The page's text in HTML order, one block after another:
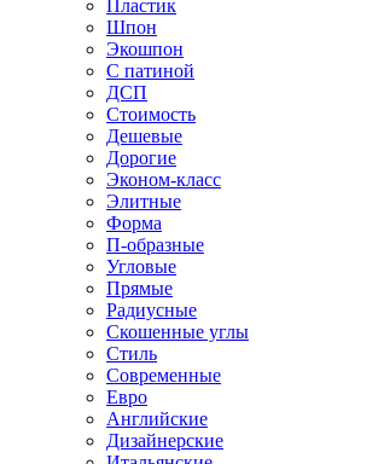
Пластик
Шпон
Экошпон
С патиной
ДСП
Стоимость
Дешевые
Дорогие
Эконом-класс
Элитные
Форма
П-образные
Угловые
Прямые
Радиусные
Скошенные углы
Стиль
Современные
Евро
Английские
Дизайнерские